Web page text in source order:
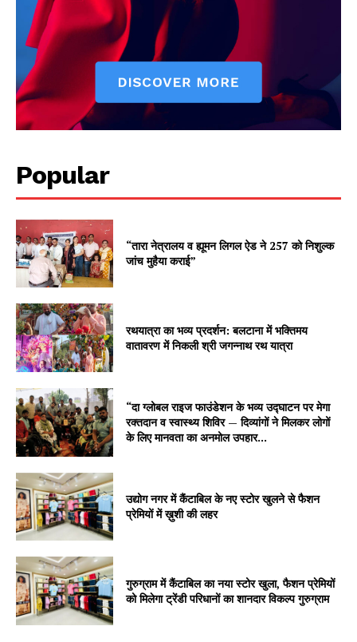
Popular
“तारा नेत्रालय व ह्यूमन लिगल ऐड ने 257 को निशुल्क
जांच मुहैया कराई”
रथयात्रा का भव्य प्रदर्शन: बलटाना में भक्तिमय
वातावरण में निकली श्री जगन्नाथ रथ यात्रा
“दा ग्लोबल राइज फाउंडेशन के भव्य उद्घाटन पर मेगा
रक्तदान व स्वास्थ्य शिविर — दिव्यांगों ने मिलकर लोगों
के लिए मानवता का अनमोल उपहार...
उद्योग नगर में कैंटाबिल के नए स्टोर खुलने से फैशन
प्रेमियों में ख़ुशी की लहर
गुरुग्राम में कैंटाबिल का नया स्टोर खुला, फैशन प्रेमियों
को मिलेगा ट्रेंडी परिधानों का शानदार विकल्प गुरुग्राम